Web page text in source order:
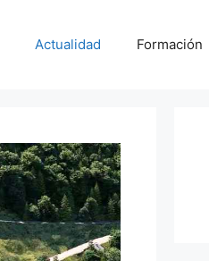
Actualidad Formación